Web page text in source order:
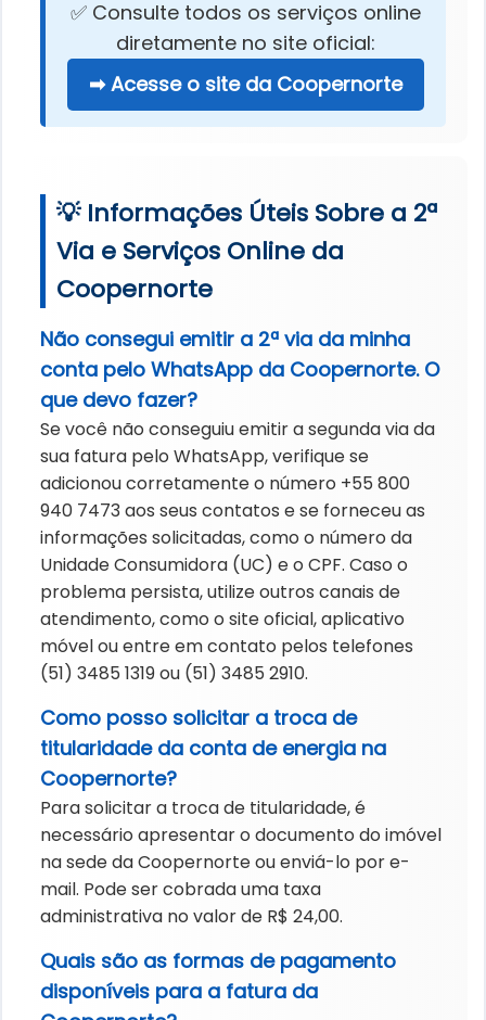
✅ Consulte todos os serviços online
diretamente no site oficial:
➡ Acesse o site da Coopernorte
💡 Informações Úteis Sobre a 2ª
Via e Serviços Online da
Coopernorte
Não consegui emitir a 2ª via da minha
conta pelo WhatsApp da Coopernorte. O
que devo fazer?
Se você não conseguiu emitir a segunda via da
sua fatura pelo WhatsApp, verifique se
adicionou corretamente o número +55 800
940 7473 aos seus contatos e se forneceu as
informações solicitadas, como o número da
Unidade Consumidora (UC) e o CPF. Caso o
problema persista, utilize outros canais de
atendimento, como o site oficial, aplicativo
móvel ou entre em contato pelos telefones
(51) 3485 1319 ou (51) 3485 2910.
Como posso solicitar a troca de
titularidade da conta de energia na
Coopernorte?
Para solicitar a troca de titularidade, é
necessário apresentar o documento do imóvel
na sede da Coopernorte ou enviá-lo por e-
mail. Pode ser cobrada uma taxa
administrativa no valor de R$ 24,00.
Quais são as formas de pagamento
disponíveis para a fatura da